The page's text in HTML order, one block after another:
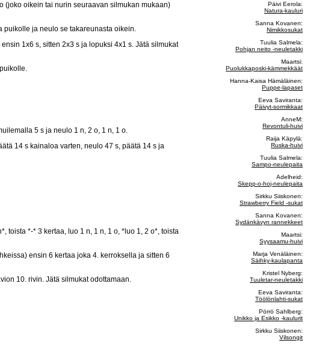
Päivi Eerola:
Natura-kauluri
Sanna Kovanen:
Nimikkosukat
Tuulia Salmela:
Pohjan neito -neuletakki
Maartsi:
Puolukkaposki-kämmekkäät
Hanna-Kaisa Hämäläinen:
Puppe-lapaset
Eeva Saviranta:
Päivyt-sormikkaat
AnneM:
Revontuli-huivi
Raija Käpylä:
Ruska-huivi
Tuulia Salmela:
Sampo-neulepaita
Adelheid:
Skepp-o-hoj-neulepaita
Sirkku Siiskonen:
Strawberry Field -sukat
Sanna Kovanen:
Sydänkävyn rannekkeet
Maartsi:
Syysaamu-huivi
Marja Venäläinen:
Säihky-kaulapanta
Kristel Nyberg:
Tuuletar-neuletakki
Eeva Saviranta:
Töölönlahti-sukat
Pörrö Sahlberg:
Unikko ja Esikko -kaulurit
Sirkku Siiskonen:
Vilsongit
(joko oikein tai nurin seuraavan silmukan mukaan)
puikolle ja neulo se takareunasta oikein.
1x6 s, sitten 2x3 s ja lopuksi 4x1 s. Jätä silmukat
5 s ja neulo 1 n, 2 o, 1 n, 1 o.
14 s kainaloa varten, neulo 47 s, päätä 14 s ja
toista *-* 3 kertaa, luo 1 n, 1 n, 1 o, *luo 1, 2 o*, toista
ensin 6 kertaa joka 4. kerroksella ja sitten 6
10. rivin. Jätä silmukat odottamaan.